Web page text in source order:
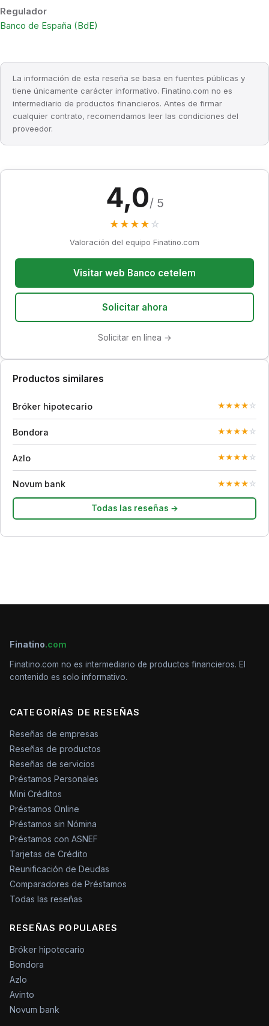
Regulador
Banco de España (BdE)
La información de esta reseña se basa en fuentes públicas y
tiene únicamente carácter informativo. Finatino.com no es
intermediario de productos financieros. Antes de firmar
cualquier contrato, recomendamos leer las condiciones del
proveedor.
4,0/ 5
★ ★ ★ ★ ☆
Valoración del equipo Finatino.com
Visitar web Banco cetelem
Solicitar ahora
Solicitar en línea →
Productos similares
Bróker hipotecario ★★★★ ☆
Bondora ★★★★ ☆
Azlo ★★★★ ☆
Novum bank ★★★★ ☆
Todas las reseñas →
Finatino.com
Finatino.com no es intermediario de productos financieros. El
contenido es solo informativo.
CATEGORÍAS DE RESEÑAS
Reseñas de empresas
Reseñas de productos
Reseñas de servicios
Préstamos Personales
Mini Créditos
Préstamos Online
Préstamos sin Nómina
Préstamos con ASNEF
Tarjetas de Crédito
Reunificación de Deudas
Comparadores de Préstamos
Todas las reseñas
RESEÑAS POPULARES
Bróker hipotecario
Bondora
Azlo
Avinto
Novum bank